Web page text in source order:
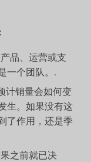
品、运营或支
一个团队。.
计销量会如何变
生。如果没有这
了作用，还是季
之前就已决